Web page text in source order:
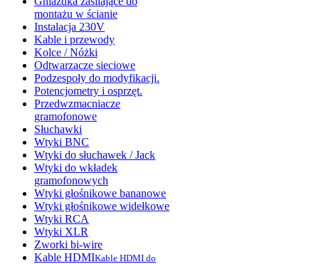
montażu w ścianie
Instalacja 230V
Kable i przewody
Kolce / Nóżki
Odtwarzacze sieciowe
Podzespoły do modyfikacji.
Potencjometry i osprzęt.
Przedwzmacniacze
gramofonowe
Słuchawki
Wtyki BNC
Wtyki do słuchawek / Jack
Wtyki do wkładek
gramofonowych
Wtyki głośnikowe bananowe
Wtyki głośnikowe widełkowe
Wtyki RCA
Wtyki XLR
Zworki bi-wire
Kable HDMIKable HDMI do